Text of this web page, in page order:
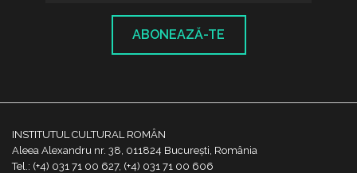
ABONEAZĂ-TE
INSTITUTUL CULTURAL ROMÂN
Aleea Alexandru nr. 38, 011824 București, România
Tel.: (+4) 031 71 00 627, (+4) 031 71 00 606